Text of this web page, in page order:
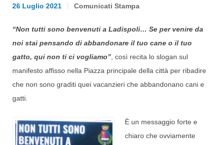
26 Luglio 2021 Comunicati Stampa
“Non tutti sono benvenuti a Ladispoli… Se per venire da
noi stai pensando di abbandonare il tuo cane o il tuo
gatto, qui non ti ci vogliamo”, così recita lo slogan sul
manifesto affisso nella Piazza principale della città per ribadire
che non sono graditi quei vacanzieri che abbandonano cani e
gatti.
È un messaggio forte e
chiaro che ovviamente